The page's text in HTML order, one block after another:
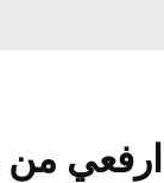
ارفعي